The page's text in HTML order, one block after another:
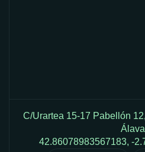
C/Urartea 15-17 Pabellón
Álava
42.86078983567183, -